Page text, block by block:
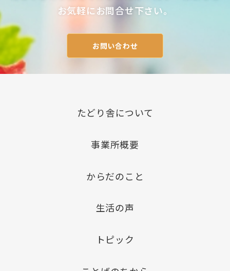
お気軽にお問合せ下さい。
お問い合わせ
たどり舎について
事業所概要
からだのこと
生活の声
トピック